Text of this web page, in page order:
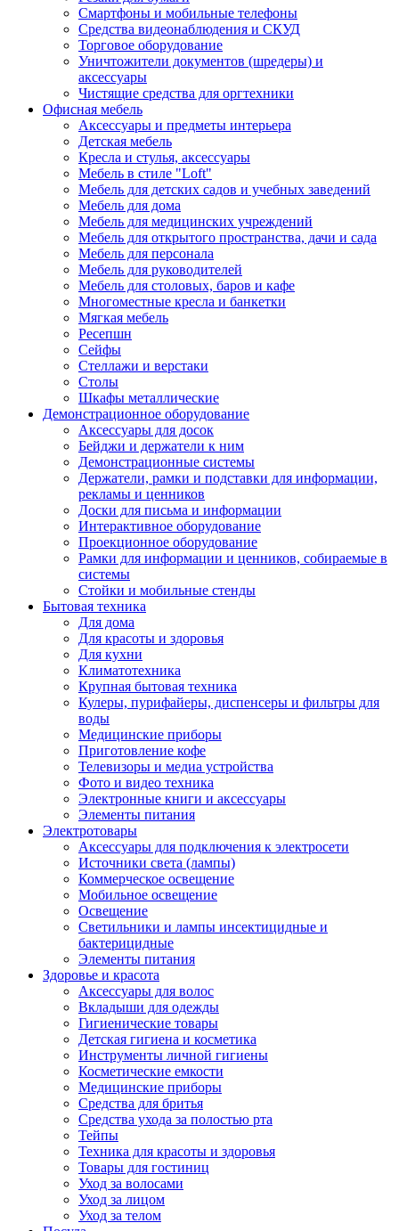
Смартфоны и мобильные телефоны
Средства видеонаблюдения и СКУД
Торговое оборудование
Уничтожители документов (шредеры) и
аксессуары
Чистящие средства для оргтехники
Офисная мебель
Аксессуары и предметы интерьера
Детская мебель
Кресла и стулья, аксессуары
Мебель в стиле "Loft"
Мебель для детских садов и учебных заведений
Мебель для дома
Мебель для медицинских учреждений
Мебель для открытого пространства, дачи и сада
Мебель для персонала
Мебель для руководителей
Мебель для столовых, баров и кафе
Многоместные кресла и банкетки
Мягкая мебель
Ресепшн
Сейфы
Стеллажи и верстаки
Столы
Шкафы металлические
Демонстрационное оборудование
Аксессуары для досок
Бейджи и держатели к ним
Демонстрационные системы
Держатели, рамки и подставки для информации,
рекламы и ценников
Доски для письма и информации
Интерактивное оборудование
Проекционное оборудование
Рамки для информации и ценников, собираемые в
системы
Стойки и мобильные стенды
Бытовая техника
Для дома
Для красоты и здоровья
Для кухни
Климатотехника
Крупная бытовая техника
Кулеры, пурифайеры, диспенсеры и фильтры для
воды
Медицинские приборы
Приготовление кофе
Телевизоры и медиа устройства
Фото и видео техника
Электронные книги и аксессуары
Элементы питания
Электротовары
Аксессуары для подключения к электросети
Источники света (лампы)
Коммерческое освещение
Мобильное освещение
Освещение
Светильники и лампы инсектицидные и
бактерицидные
Элементы питания
Здоровье и красота
Аксессуары для волос
Вкладыши для одежды
Гигиенические товары
Детская гигиена и косметика
Инструменты личной гигиены
Косметические емкости
Медицинские приборы
Средства для бритья
Средства ухода за полостью рта
Тейпы
Техника для красоты и здоровья
Товары для гостиниц
Уход за волосами
Уход за лицом
Уход за телом